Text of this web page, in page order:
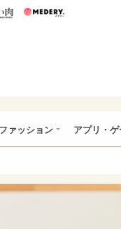
ン うまい肉
ファッション アプリ・ゲ